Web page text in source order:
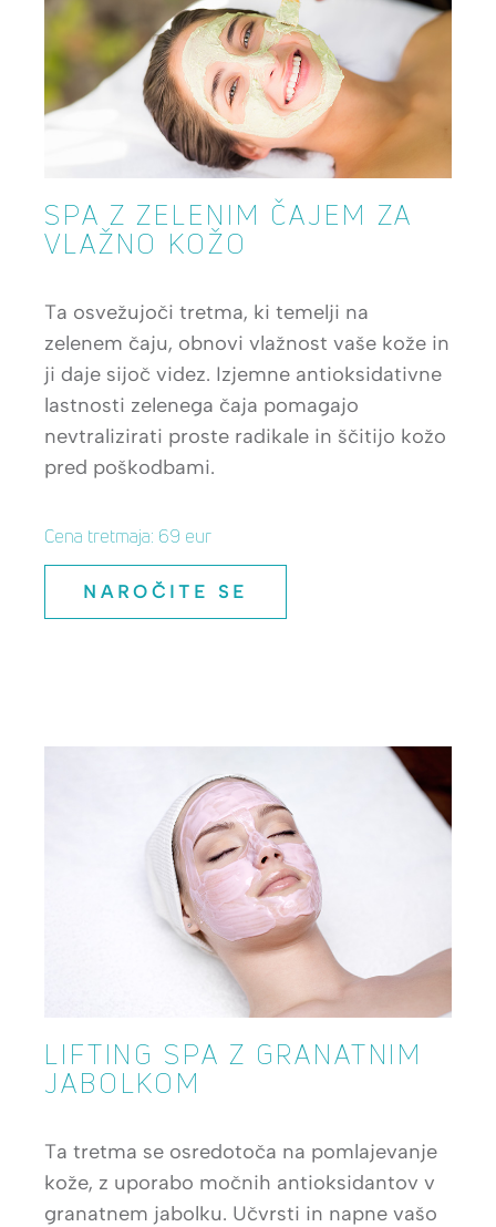
SPA Z ZELENIM ČAJEM ZA
VLAŽNO KOŽO
Ta osvežujoči tretma, ki temelji na
zelenem čaju, obnovi vlažnost vaše kože in
ji daje sijoč videz. Izjemne antioksidativne
lastnosti zelenega čaja pomagajo
nevtralizirati proste radikale in ščitijo kožo
pred poškodbami.
Cena tretmaja: 69 eur
NAROČITE SE
LIFTING SPA Z GRANATNIM
JABOLKOM
Ta tretma se osredotoča na pomlajevanje
kože, z uporabo močnih antioksidantov v
granatnem jabolku. Učvrsti in napne vašo